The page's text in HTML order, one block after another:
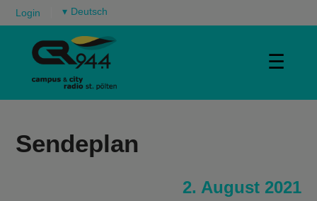
Login ▾
☰
Sendeplan
2. August 2021